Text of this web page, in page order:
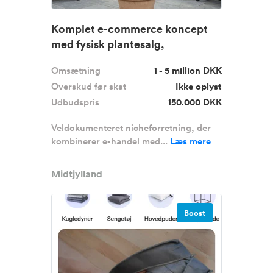
Komplet e-commerce koncept
med fysisk plantesalg,
Omsætning
1 - 5 million DKK
Overskud før skat
Ikke oplyst
Udbudspris
150.000 DKK
Veldokumenteret nicheforretning, der
kombinerer e-handel med... Læs mere
Midtjylland
Boost